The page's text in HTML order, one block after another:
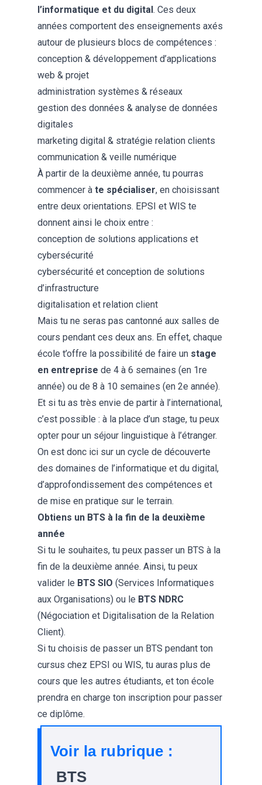
l’informatique et du digital. Ces deux
années comportent des enseignements axés
autour de plusieurs blocs de compétences :
conception & développement d’applications
web & projet
administration systèmes & réseaux
gestion des données & analyse de données
digitales
marketing digital & stratégie relation clients
communication & veille numérique
À partir de la deuxième année, tu pourras
commencer à te spécialiser, en choisissant
entre deux orientations. EPSI et WIS te
donnent ainsi le choix entre :
conception de solutions applications et
cybersécurité
cybersécurité et conception de solutions
d’infrastructure
digitalisation et relation client
Mais tu ne seras pas cantonné aux salles de
cours pendant ces deux ans. En effet, chaque
école t’offre la possibilité de faire un stage
en entreprise de 4 à 6 semaines (en 1re
année) ou de 8 à 10 semaines (en 2e année).
Et si tu as très envie de partir à l’international,
c’est possible : à la place d’un stage, tu peux
opter pour un séjour linguistique à l’étranger.
On est donc ici sur un cycle de découverte
des domaines de l’informatique et du digital,
d’approfondissement des compétences et
de mise en pratique sur le terrain.
Obtiens un BTS à la fin de la deuxième
année
Si tu le souhaites, tu peux passer un BTS à la
fin de la deuxième année. Ainsi, tu peux
valider le BTS SIO (Services Informatiques
aux Organisations) ou le BTS NDRC
(Négociation et Digitalisation de la Relation
Client).
Si tu choisis de passer un BTS pendant ton
cursus chez EPSI ou WIS, tu auras plus de
cours que les autres étudiants, et ton école
prendra en charge ton inscription pour passer
ce diplôme.
Voir la rubrique :
BTS